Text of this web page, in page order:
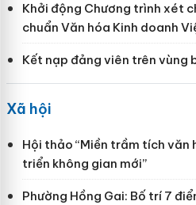
Khởi động Chương trình xét
chuẩn Văn hóa Kinh doanh
Kết nạp đảng viên trên vùng
Xã hội
Hội thảo “Miền trầm tích
triển không gian mới”
Phường Hồng Gai: Bố trí 7